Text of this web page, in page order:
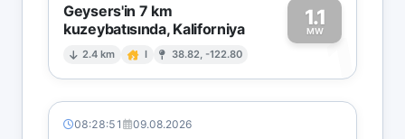
Geysers'in 7 km
kuzeybatısında, Kaliforniya
2.4 km I 38.82, -122.80
1.1
MW1
08:28:51 09.08.2026